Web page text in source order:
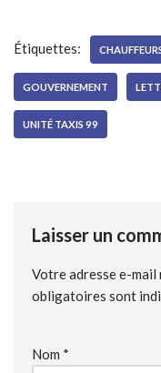
Étiquettes:
GOUVERNEMENT
UNITÉ TAXIS 99
Laisser un
Votre adresse e-mail
obligatoires sont
Nom *